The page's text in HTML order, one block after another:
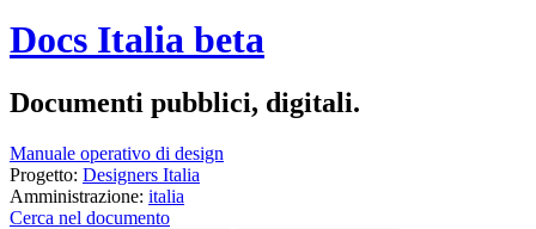
Docs Italia beta
Documenti pubblici, digitali.
Manuale operativo di design
Progetto: Designers Italia
Amministrazione: italia
Cerca nel documento